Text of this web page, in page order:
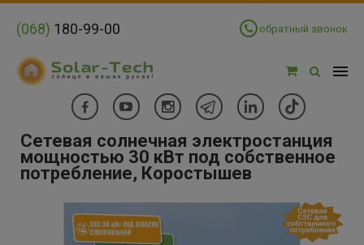
(068) 180-99-00 обратный звонок
Сетевая солнечная электростанция
мощностью 30 кВт под собственное
потребление, Коростышев